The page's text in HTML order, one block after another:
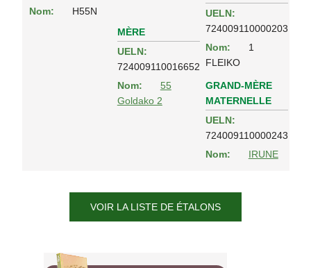
Nom:
H55N
MÈRE
UELN:
724009110016652
Nom:
55
Goldako 2
UELN:
724009110000203
Nom:
1
FLEIKO
GRAND-MÈRE
MATERNELLE
UELN:
724009110000243
Nom:
IRUNE
VOIR LA LISTE DE ÉTALONS